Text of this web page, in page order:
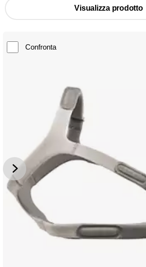
Visualizza prodotto
Confronta